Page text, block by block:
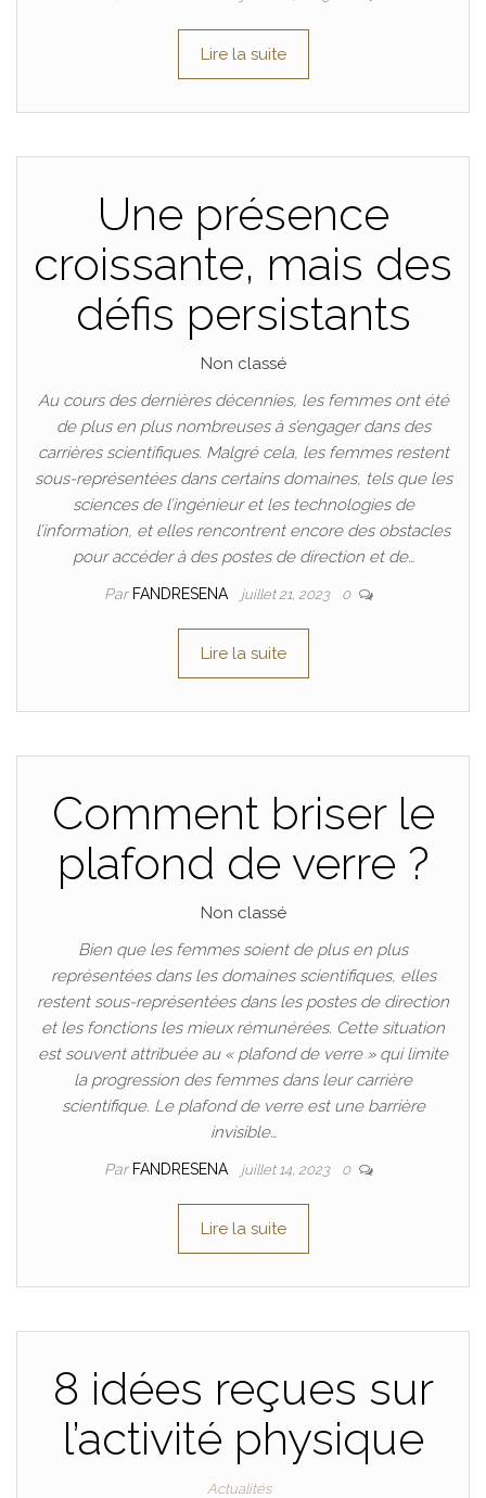
Lire la suite
Une présence
croissante, mais des
défis persistants
Non classé
Au cours des dernières décennies, les femmes ont été
de plus en plus nombreuses à s’engager dans des
carrières scientifiques. Malgré cela, les femmes restent
sous-représentées dans certains domaines, tels que les
sciences de l’ingénieur et les technologies de
l’information, et elles rencontrent encore des obstacles
pour accéder à des postes de direction et de…
Par FANDRESENA juillet 21, 2023 0
Lire la suite
Comment briser le
plafond de verre ?
Non classé
Bien que les femmes soient de plus en plus
représentées dans les domaines scientifiques, elles
restent sous-représentées dans les postes de direction
et les fonctions les mieux rémunérées. Cette situation
est souvent attribuée au « plafond de verre » qui limite
la progression des femmes dans leur carrière
scientifique. Le plafond de verre est une barrière
invisible…
Par FANDRESENA juillet 14, 2023 0
Lire la suite
8 idées reçues sur
l’activité physique
Actualités